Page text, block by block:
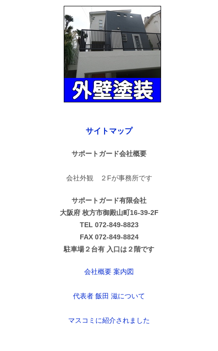
サイトマップ
サポートガード会社概要
会社外観 ２Fが事務所です
サポートガード有限会社
大阪府 枚方市御殿山町16-39-2F
TEL 072-849-8823
FAX 072-849-8824
駐車場２台有 入口は２階です
会社概要 案内図
代表者 飯田 滋について
マスコミに紹介されました